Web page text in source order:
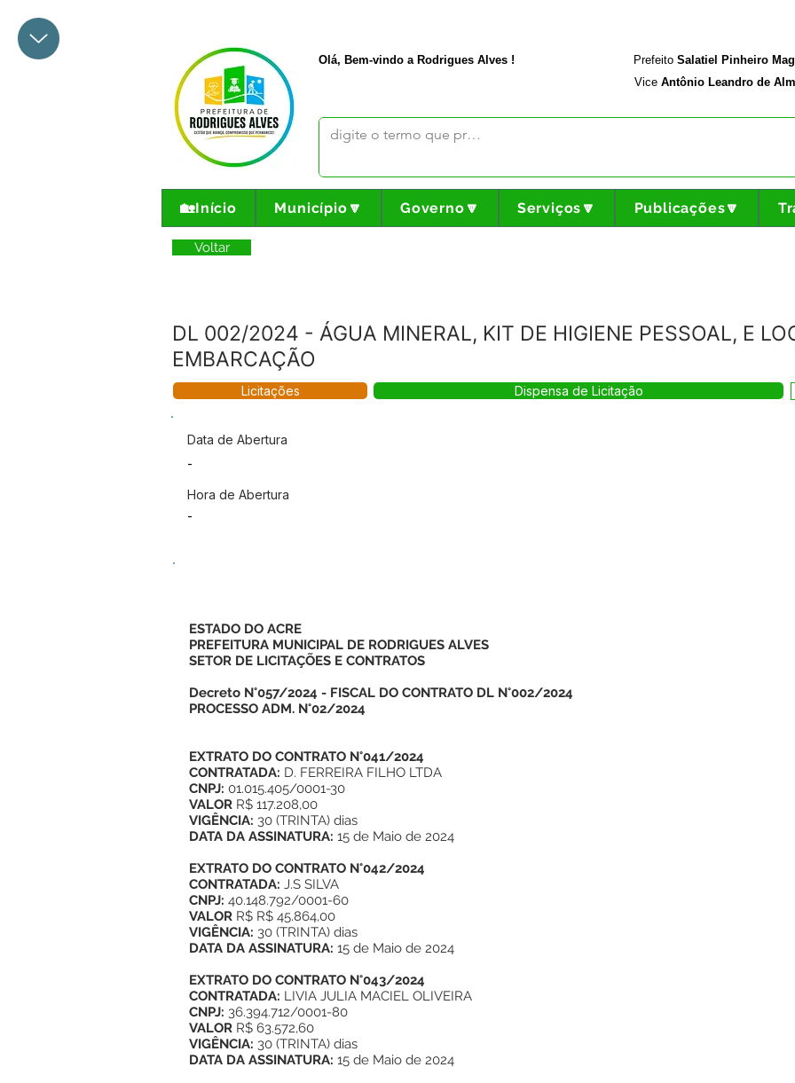
Olá, Bem-vindo a Rodrigues Alves ! Prefeito Salatiel Pinheiro
Vice Antônio Leandro de
🏡Início Município🔽 Governo🔽 Serviços🔽 Publicações🔽
Voltar
DL 002/2024 - ÁGUA MINERAL, KIT DE HIGIENE PESSOAL, E
EMBARCAÇÃO
Licitações Dispensa de Licitação
Data de Abertura
-
Hora de Abertura
-
ESTADO DO ACRE
PREFEITURA MUNICIPAL DE RODRIGUES ALVES
SETOR DE LICITAÇÕES E CONTRATOS
Decreto N°057/2024 - FISCAL DO CONTRATO DL N°002/2024
PROCESSO ADM. N°02/2024
EXTRATO DO CONTRATO N°041/2024
CONTRATADA: D. FERREIRA FILHO LTDA
CNPJ: 01.015.405/0001-30
VALOR R$ 117.208,00
VIGÊNCIA: 30 (TRINTA) dias
DATA DA ASSINATURA: 15 de Maio de 2024
EXTRATO DO CONTRATO N°042/2024
CONTRATADA: J.S SILVA
CNPJ: 40.148.792/0001-60
VALOR R$ R$ 45.864,00
VIGÊNCIA: 30 (TRINTA) dias
DATA DA ASSINATURA: 15 de Maio de 2024
EXTRATO DO CONTRATO N°043/2024
CONTRATADA: LIVIA JULIA MACIEL OLIVEIRA
CNPJ: 36.394.712/0001-80
VALOR R$ 63.572,60
VIGÊNCIA: 30 (TRINTA) dias
DATA DA ASSINATURA: 15 de Maio de 2024